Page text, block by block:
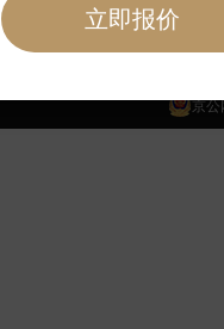
官方公
京